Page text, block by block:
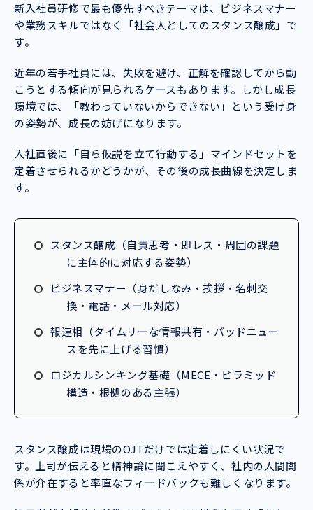
新入社員研修で最も優先すべきテーマは、ビジネスマナー
や業務スキルではなく「社会人としてのスタンス醸成」で
す。
近年の若手社員には、失敗を避け、正解を確認してから動
こうとする傾向が見られるケースもあります。しかし成長
環境では、「教わっていないからできない」という受け身
の姿勢が、成長の妨げになります。
入社直後に「自ら仮説を立て行動する」マインドセットを
定着させられるかどうかが、その後の成長曲線を決定しま
す。
スタンス醸成（自責思考・即レス・周囲の課題
に主体的に対応する姿勢）
ビジネスマナー（身だしなみ・挨拶・名刺交
換・電話・メール対応）
報連相（タイムリーな情報共有・バッドニュー
スを先に上げる習慣）
ロジカルシンキング基礎（MECE・ピラミッド
構造・根拠のある主張）
スタンス醸成は現場のOJTだけでは定着しにくい状況で
す。上司が伝えると精神論に聞こえやすく、社内の人間関
係が介在すると率直なフィードバックも難しくなります。